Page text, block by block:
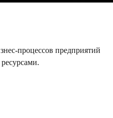
процессов предприятий